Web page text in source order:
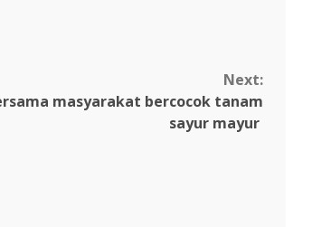
Next:
masyarakat bercocok tanam
sayur mayur